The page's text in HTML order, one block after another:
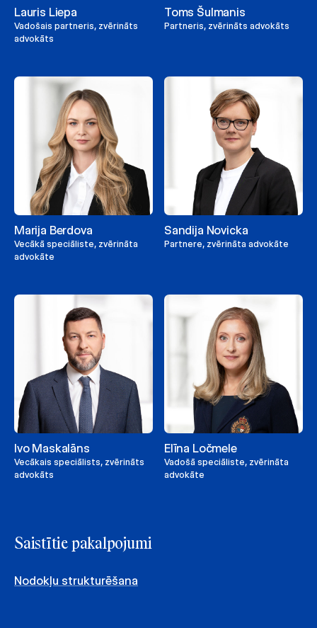
Lauris Liepa
Vadošais partneris, zvērināts
advokāts
Toms Šulmanis
Partneris, zvērināts advokāts
Marija Berdova
Vecākā speciāliste, zvērināta
advokāte
Sandija Novicka
Partnere, zvērināta advokāte
Ivo Maskalāns
Vecākais speciālists, zvērināts
advokāts
Elīna Ločmele
Vadošā speciāliste, zvērināta
advokāte
Saistītie pakalpojumi
Nodokļu strukturēšana